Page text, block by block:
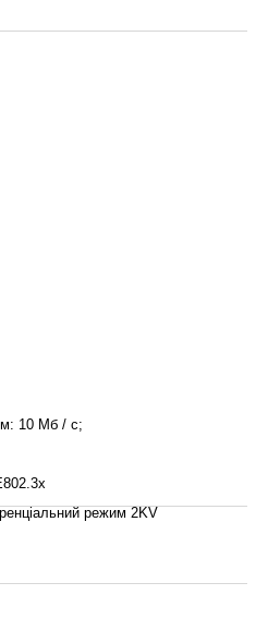
10 Мб / с;
режим 2KV